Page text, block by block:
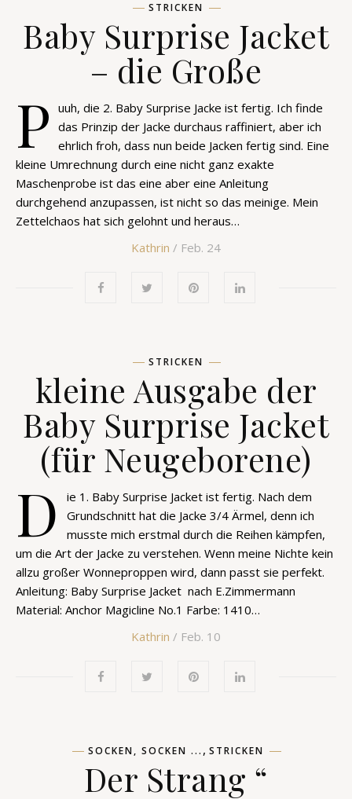
STRICKEN
Baby Surprise Jacket
– die Große
P uuh, die 2. Baby Surprise Jacke ist fertig. Ich finde
das Prinzip der Jacke durchaus raffiniert, aber ich
ehrlich froh, dass nun beide Jacken fertig sind. Eine
kleine Umrechnung durch eine nicht ganz exakte
Maschenprobe ist das eine aber eine Anleitung
durchgehend anzupassen, ist nicht so das meinige. Mein
Zettelchaos hat sich gelohnt und heraus…
Kathrin / Feb. 24
STRICKEN
kleine Ausgabe der
Baby Surprise Jacket
(für Neugeborene)
D
ie 1. Baby Surprise Jacket ist fertig. Nach dem
Grundschnitt hat die Jacke 3/4 Ärmel, denn ich
musste mich erstmal durch die Reihen kämpfen,
um die Art der Jacke zu verstehen. Wenn meine Nichte kein
allzu großer Wonneproppen wird, dann passt sie perfekt.
Anleitung: Baby Surprise Jacket nach E.Zimmermann
Material: Anchor Magicline No.1 Farbe: 1410…
Kathrin / Feb. 10
SOCKEN, SOCKEN ... , STRICKEN
Der Strang “